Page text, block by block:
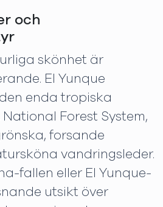
och
skönhet är
El Yunque
enda tropiska
National Forest System,
forsande
vandringsleder.
fallen eller El Yunque-
utsikt över